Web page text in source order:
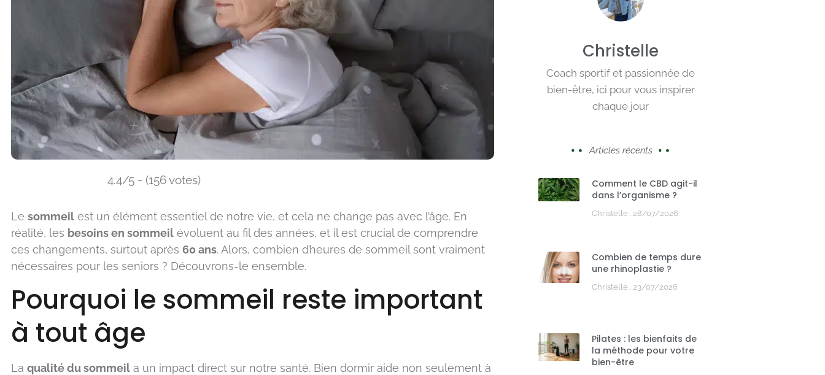
4.4/5 - (156 votes)
Le sommeil est un élément essentiel de notre vie, et cela ne change pas avec l’âge. En
réalité, les besoins en sommeil évoluent au fil des années, et il est crucial de comprendre
ces changements, surtout après 60 ans. Alors, combien d’heures de sommeil sont vraiment
nécessaires pour les seniors ? Découvrons-le ensemble.
Pourquoi le sommeil reste important
à tout âge
La qualité du sommeil a un impact direct sur notre santé. Bien dormir aide non seulement à
Christelle
Coach sportif et passionnée de
bien-être, ici pour vous inspirer
chaque jour
Articles récents
Comment le CBD agit-il
dans l’organisme ?
Christelle 28/07/2026
Combien de temps dure
une rhinoplastie ?
Christelle 23/07/2026
Pilates : les bienfaits de
la méthode pour votre
bien-être